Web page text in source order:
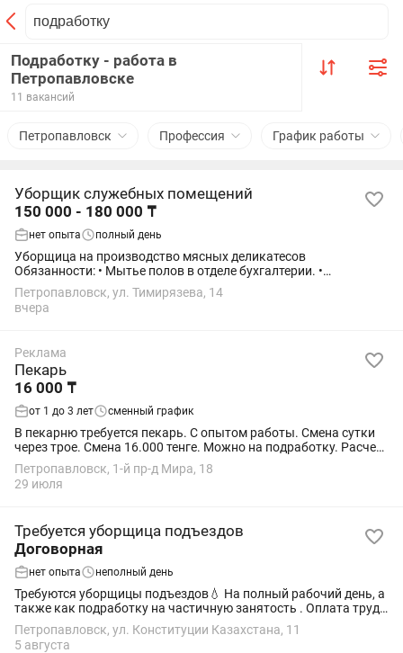
Подработку - работа в
Петропавловске
11 вакансий
Петропавловск Профессия График работы
Уборщик служебных помещений
150 000 - 180 000 ₸
нет опыта полный день
Уборщица на производство мясных деликатесов
Обязанности: • Мытье полов в отделе бухгалтерии. •
Приготовление пищи для сотрудников. • Выполнение
Петропавловск, ул. Тимирязева, 14
вчера
Реклама
Пекарь
16 000 ₸
от 1 до 3 лет сменный график
В пекарню требуется пекарь. С опытом работы. Смена сутки
через трое. Смена 16.000 тенге. Можно на подработку. Расчет
сразу.
Петропавловск, 1-й пр-д Мира, 18
29 июля
Требуется уборщица подъездов
Договорная
нет опыта неполный день
Требуются уборщицы подъездов💧 На полный рабочий день, а
также как подработку на частичную занятость . Оплата труда
сдельная, проезд оплачиваемый, хорошая премия за
качественную работу. Отпускные и...
Петропавловск, ул. Конституции Казахстана, 11
5 августа